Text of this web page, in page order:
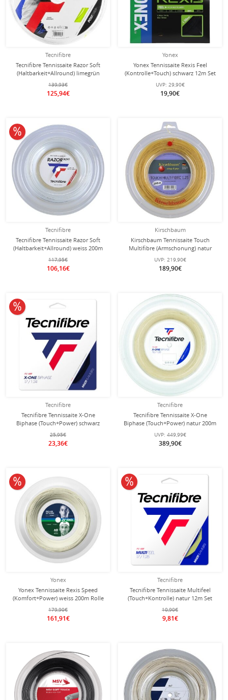
Tecnifibre
Tecnifibre Tennissaite Razor Soft
(Haltbarkeit+Allround) limegrün
200m Rolle
139,93€
125,94€
Yonex
Yonex Tennissaite Rexis Feel
(Kontrolle+Touch) schwarz 12m Set
UVP: 29,90€
19,90€
Tecnifibre
Tecnifibre Tennissaite Razor Soft
(Haltbarkeit+Allround) weiss 200m
Rolle
117,95€
106,16€
10% reduziert
Kirschbaum
Kirschbaum Tennissaite Touch
Multifibre (Armschonung) natur
200m Rolle
UVP: 219,90€
189,90€
Tecnifibre
Tecnifibre Tennissaite X-One
Biphase (Touch+Power) schwarz
12m Set
25,95€
23,36€
10% reduziert
Tecnifibre
Tecnifibre Tennissaite X-One
Biphase (Touch+Power) natur 200m
Rolle
UVP: 449,99€
389,90€
Yonex
Yonex Tennissaite Rexis Speed
(Komfort+Power) weiss 200m Rolle
179,90€
161,91€
10% reduziert
Tecnifibre
Tecnifibre Tennissaite Multifeel
(Touch+Kontrolle) natur 12m Set
10,90€
9,81€
10% reduziert